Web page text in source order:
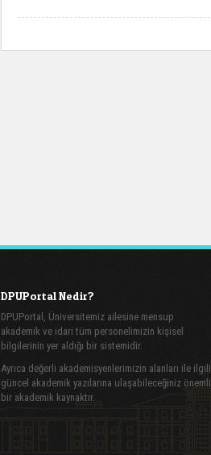
DPUPortal Nedir?
DPUPortal, Üniversitemiz ailesine mensup
akademik ve idari tüm personelimizin kişisel
bilgilerinin yer aldığı bir sistemidir.
Ayrıca değerli akademisyenlerimizin alanları ile ilgili
güncel akademik yazılarına ulaşabileceğiniz önemli
bir akademik kaynaktır.